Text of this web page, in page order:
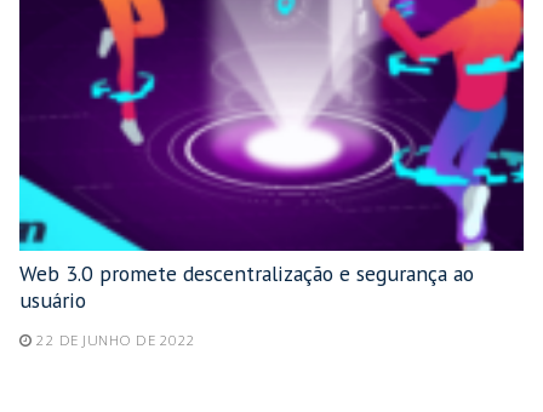
Web 3.0 promete descentralização e segurança ao
usuário
22 DE JUNHO DE 2022